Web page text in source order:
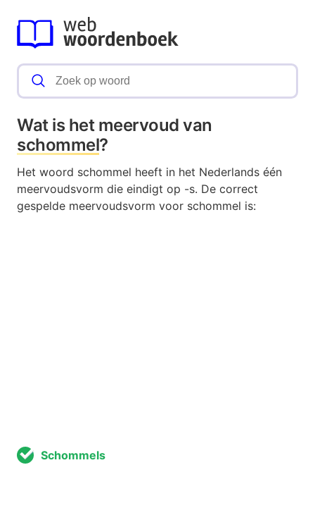
Wat is het meervoud van
schommel?
Het woord schommel heeft in het Nederlands één
meervoudsvorm die eindigt op -s. De correct
gespelde meervoudsvorm voor schommel is:
Schommels